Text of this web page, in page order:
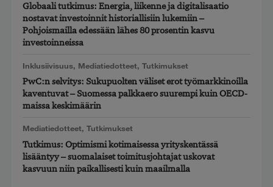
Globaali tutkimus: Energia, liikenne ja digitalisaatio
nostavat investoinnit historiallisiin lukemiin –
Pohjoismailla edessään lähes 80 prosentin kasvu
investoinneissa
Inklusiivisuus, Mediatiedotteet, Tutkimukset
PwC:n selvitys: Sukupuolten väliset erot työmarkkinoilla
kaventuvat – Suomessa palkkaero suurempi kuin OECD-
maissa keskimäärin
Mediatiedotteet, Tutkimukset
Tutkimus: Optimismi kotimaisessa yrityskentässä
lisääntyy – suomalaiset toimitusjohtajat uskovat
kasvuun niin paikallisesti kuin maailmalla